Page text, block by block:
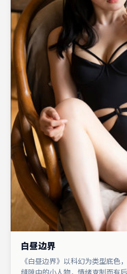
白昼边界
《白昼边界》以科幻为类型底色